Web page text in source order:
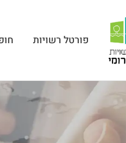
פורטל רשויות